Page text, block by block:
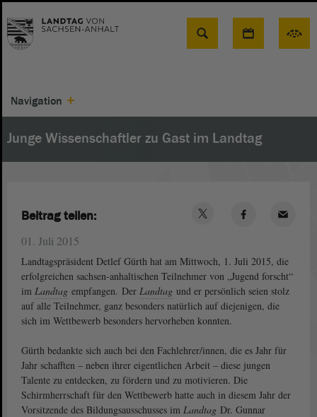
Suche
Navigation
Junge Wissenschaftler zu Gast im Landtag
01. Juli 2015
Landtagspräsident Detlef Gürth hat am Mittwoch, 1. Juli 2015, die
erfolgreichen sachsen-anhaltischen Teilnehmer von „Jugend forscht“
im Landtag empfangen. Der Landtag und er persönlich seien stolz
auf alle Teilnehmer, ganz besonders natürlich auf diejenigen, die
sich im Wettbewerb besonders hervorheben konnten.
Gürth bedankte sich auch bei den Fachlehrer/innen, die es Jahr für
Jahr schafften – neben ihrer eigentlichen Arbeit – diese jungen
Talente zu entdecken, zu fördern und zu motivieren. Die
Schirmherrschaft für den Wettbewerb hatte auch in diesem Jahr der
Vorsitzende des Bildungsausschusses im Landtag Dr. Gunnar
Beitrag teilen: